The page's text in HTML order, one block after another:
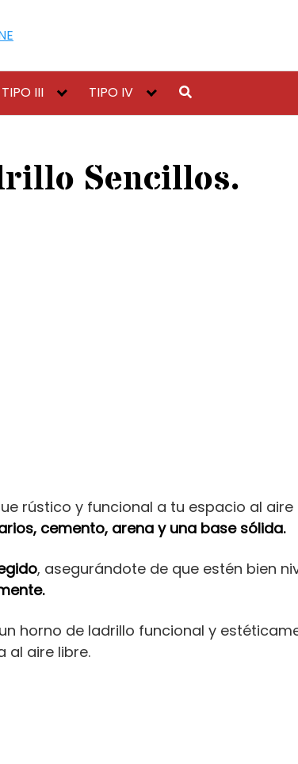
TIPO III TIPO IV
Sencillos.
rústico y funcional a tu espacio al aire
cemento, arena y una base sólida.
, asegurándote de que estén bien
horno de ladrillo funcional y
al aire libre.